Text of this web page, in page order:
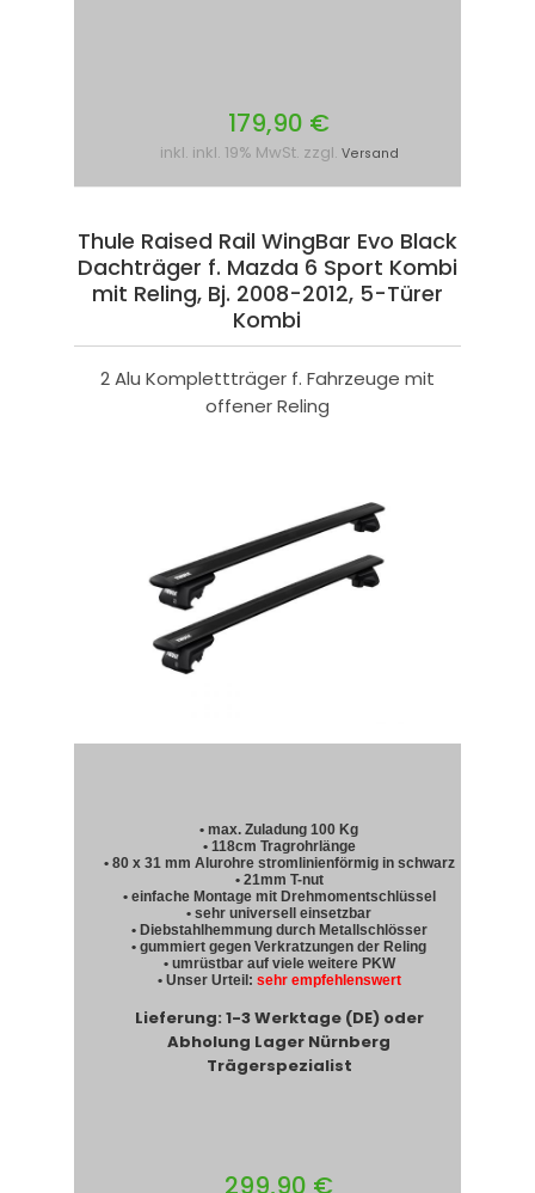
179,90 €
inkl. inkl. 19% MwSt. zzgl. Versand
Thule Raised Rail WingBar Evo Black
Dachträger f. Mazda 6 Sport Kombi
mit Reling, Bj. 2008-2012, 5-Türer
Kombi
2 Alu Komplettträger f. Fahrzeuge mit
offener Reling
• max. Zuladung 100 Kg
• 118cm Tragrohrlänge
• 80 x 31 mm Alurohre stromlinienförmig in schwarz
• 21mm T-nut
• einfache Montage mit Drehmomentschlüssel
• sehr universell einsetzbar
• Diebstahlhemmung durch Metallschlösser
• gummiert gegen Verkratzungen der Reling
• umrüstbar auf viele weitere PKW
• Unser Urteil: sehr empfehlenswert
Lieferung: 1-3 Werktage (DE) oder
Abholung Lager Nürnberg
Trägerspezialist
299,90 €